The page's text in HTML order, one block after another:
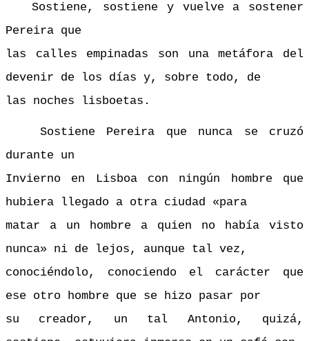
Sostiene, sostiene y vuelve a sostener
Pereira que
las calles empinadas son una metáfora del
devenir de los días y, sobre todo, de
las noches lisboetas.
Sostiene Pereira que nunca se cruzó
durante un
Invierno en Lisboa con ningún hombre que
hubiera llegado a otra ciudad «para
matar a un hombre a quien no había visto
nunca» ni de lejos, aunque tal vez,
conociéndolo, conociendo el carácter que
ese otro hombre que se hizo pasar por
su creador, un tal Antonio, quizá,